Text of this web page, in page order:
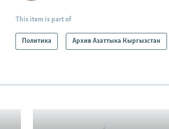
This item is part of
Политика Архив Азаттыка Кыргызстан